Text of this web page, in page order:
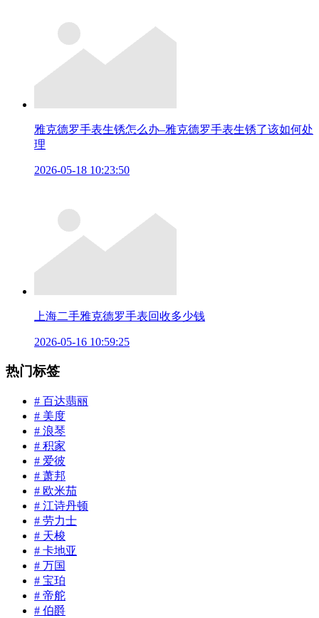
雅克德罗手表生锈怎么办–雅克德罗手表生锈了该如何处
理
2026-05-18 10:23:50
上海二手雅克德罗手表回收多少钱
2026-05-16 10:59:25
热门标签
# 百达翡丽
# 美度
# 浪琴
# 积家
# 爱彼
# 萧邦
# 欧米茄
# 江诗丹顿
# 劳力士
# 天梭
# 卡地亚
# 万国
# 宝珀
# 帝舵
# 伯爵